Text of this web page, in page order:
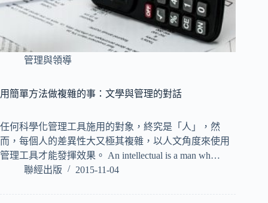
管理與領導
用簡單方法做複雜的事：文學與管理的對話
任何科學化管理工具施用的對象，終究是「人」，然
而，每個人的差異性大又極其複雜，以人文角度來使用
管理工具才能發揮效果。 An intellectual is a man wh…
聯經出版
2015-11-04